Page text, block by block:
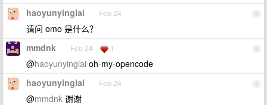
5
haoyunyinglai Feb 24
请问 omo 是什么？
6
mmdnk Feb 24 1
@haoyunyinglai oh-my-opencode
7
haoyunyinglai Feb 24
@mmdnk 谢谢